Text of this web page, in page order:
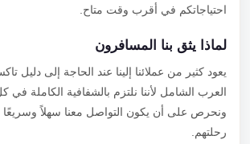
احتياجاتكم في أقرب وقت متاح.
لماذا يثق بنا المسافرون
يعود كثير من عملائنا إلينا عند الحاجة إلى دليل
العرب الشامل لأننا نلتزم بالشفافية الكاملة في
ونحرص على أن يكون التواصل معنا سهلاً
رحلتهم.